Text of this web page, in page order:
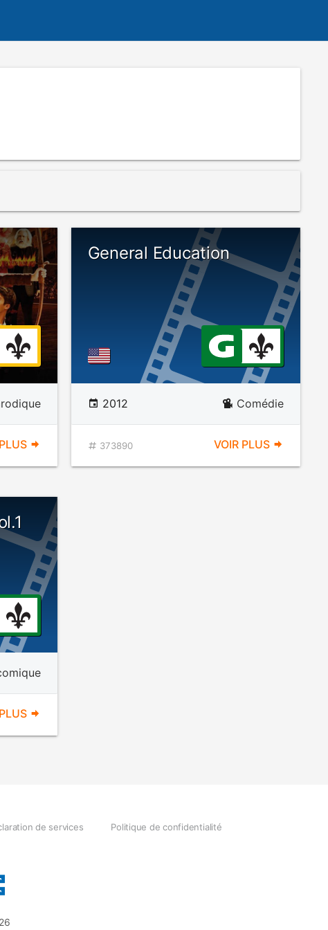
General Education
2012 Comédie
373890 VOIR PLUS
de services Politique de confidentialité